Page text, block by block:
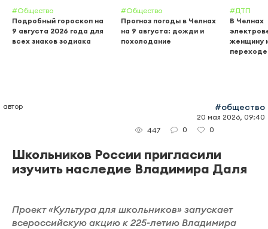
#Общество
Подробный гороскоп на
9 августа 2026 года для
всех знаков зодиака
#Общество
Прогноз погоды в Челнах
на 9 августа: дожди и
похолодание
#ДТП
В Челнах
женщину
переходе
автор #общество
20 мая 2026, 09:40
447
0 0
Школьников России пригласили
изучить наследие Владимира Даля
Проект «Культура для школьников» запускает
всероссийскую акцию к 225-летию Владимира